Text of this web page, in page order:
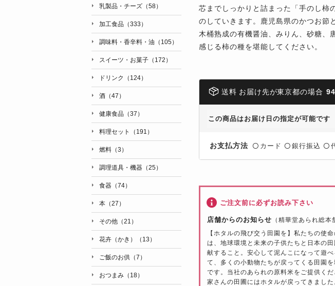
芯までしっかりと詰まった「手のし柿
のしていきます。鹿児島県のかつお節
木桶熟成の有機醤油、みりん、砂糖、
感じる柿の種を堪能してください。
送料 お届け先が東京都の場合
この商品はお届け日の指定が可能です
お支払方法 〇 カード 〇 銀行振込 〇
ご注文前に必ずお読み下さい
店舗からのお知らせ （精華堂あられ総本
【ホタルの飛び交う田園を】私たちの使
は、地球環境と未来の子供たちと日本の
献すること。安心して泥んこになって遊べ
て、多くの小動物たちが戻ってくる田園を
です。当社のあられの原料米をご提供くだ
家さんの田圃にはホタルが戻ってきまし
乳製品・チーズ（58）
加工食品（333）
調味料・香辛料・油（105）
スイーツ・お菓子（172）
ドリンク（124）
酒（47）
健康食品（37）
料理セット（191）
燃料（3）
調理道具・機器（25）
食器（74）
本（27）
その他（21）
花卉（かき）（13）
ご飯のお供（7）
おつまみ（18）